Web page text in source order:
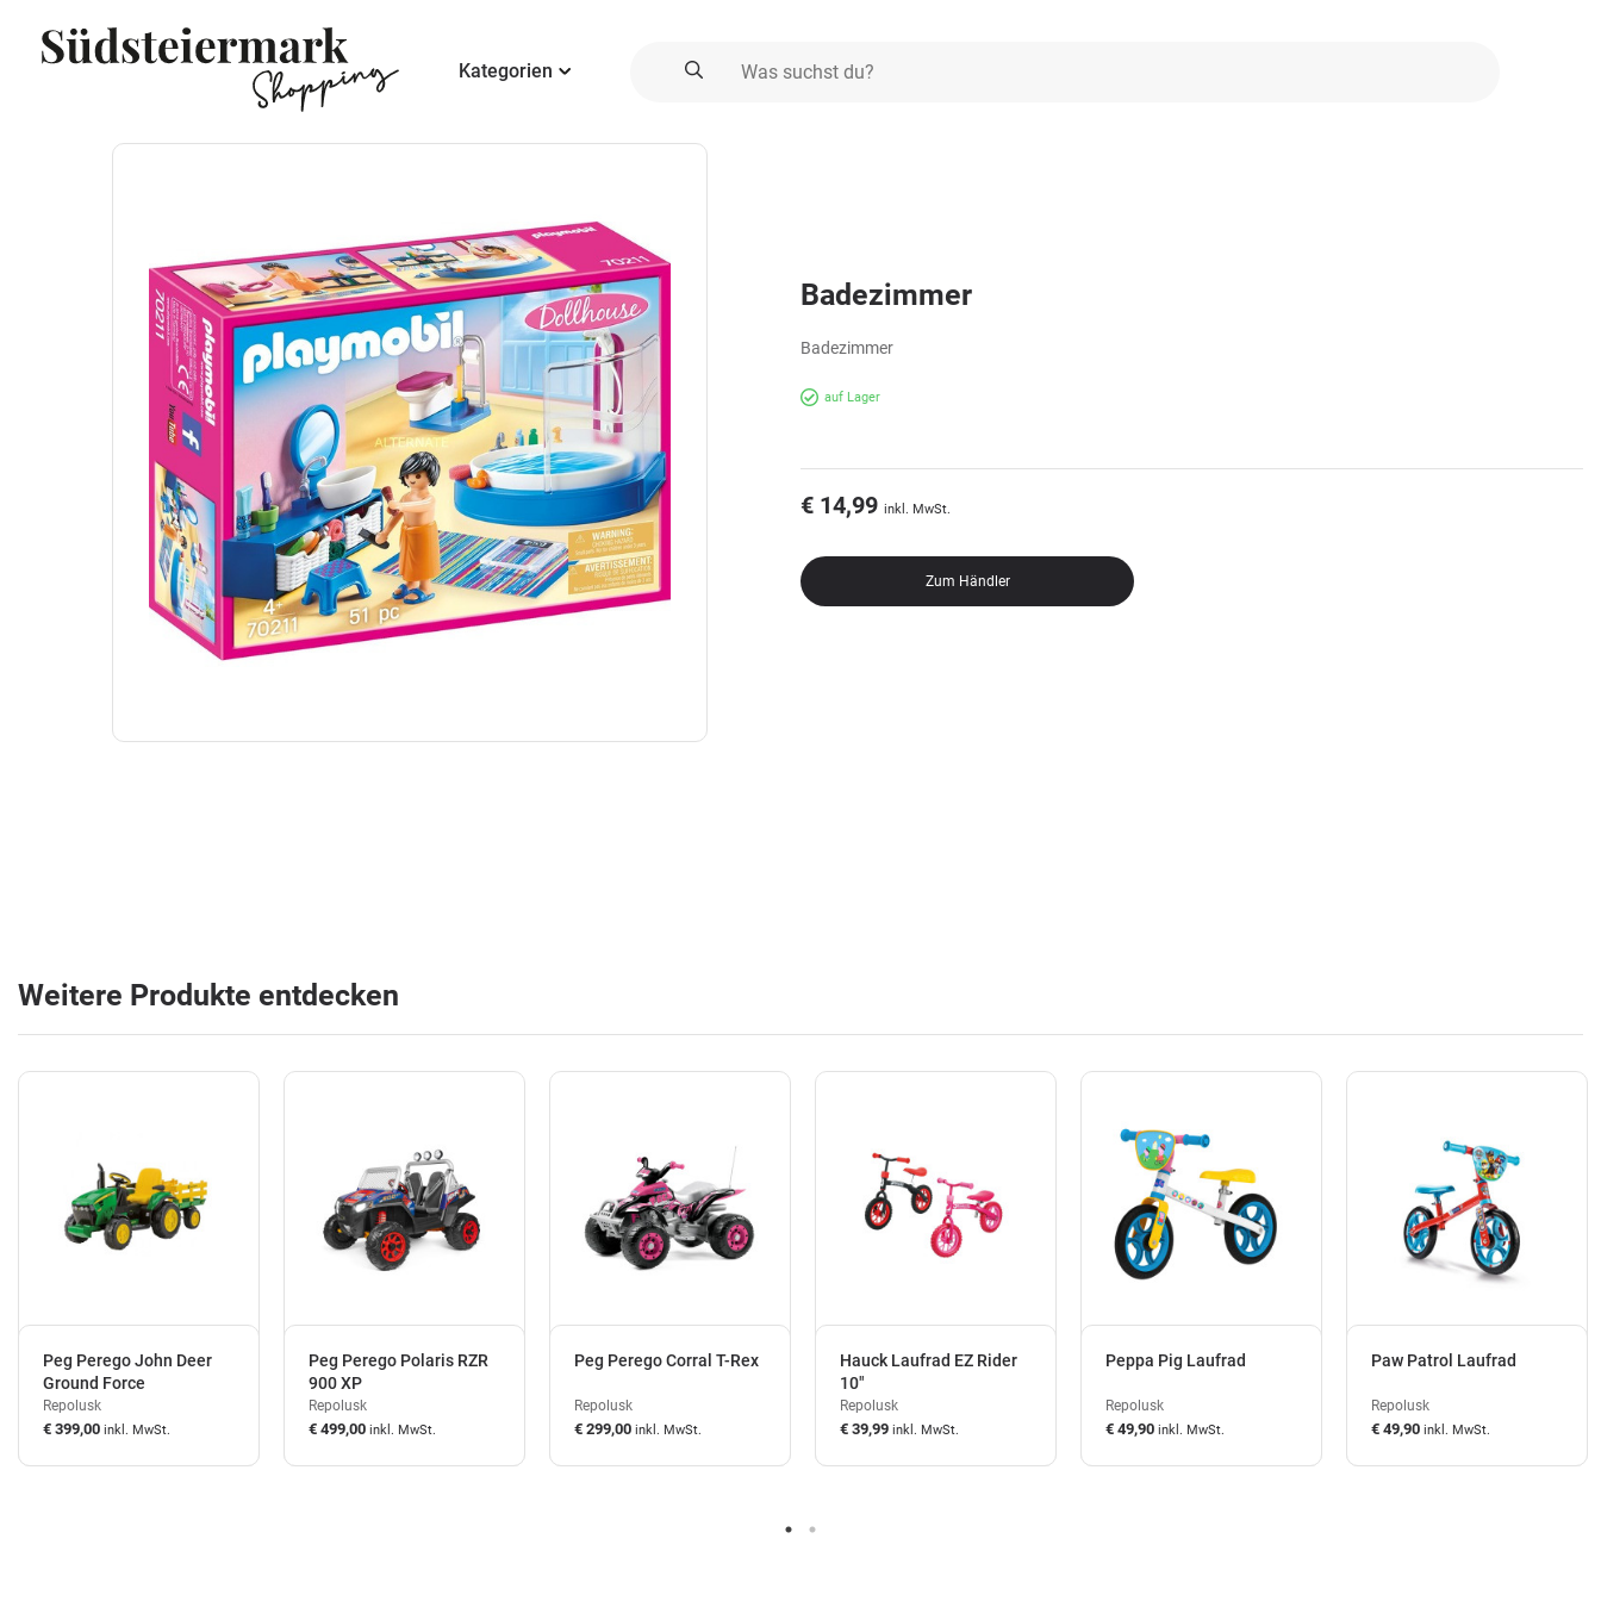
Kategorien
Badezimmer
Badezimmer
auf Lager
€ 14,99 inkl. MwSt.
Zum Händler
Weitere Produkte entdecken
Peg Perego John Deer
Ground Force
Repolusk
€ 399,00 inkl. MwSt.
Peg Perego Polaris RZR
900 XP
Repolusk
€ 499,00 inkl. MwSt.
Peg Perego Corral T-Rex
Repolusk
€ 299,00 inkl. MwSt.
Hauck Laufrad EZ Rider
10"
Repolusk
€ 39,99 inkl. MwSt.
Peppa Pig Laufrad
Repolusk
€ 49,90 inkl. MwSt.
Paw Patrol Laufrad
Repolusk
€ 49,90 inkl. MwSt.